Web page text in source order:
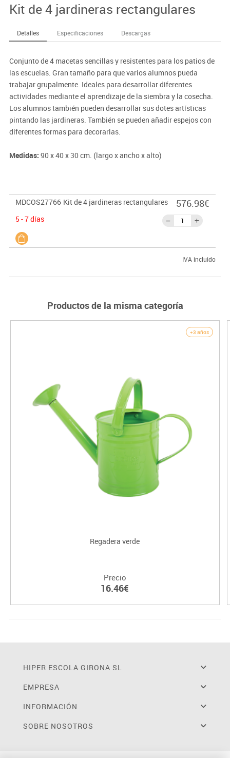
Kit de 4 jardineras rectangulares
Detalles Especificaciones Descargas
Conjunto de 4 macetas sencillas y resistentes para los patios de
las escuelas. Gran tamaño para que varios alumnos pueda
trabajar grupalmente. Ideales para desarrollar diferentes
actividades mediante el aprendizaje de la siembra y la cosecha.
Los alumnos también pueden desarrollar sus dotes artísticas
pintando las jardineras. También se pueden añadir espejos con
diferentes formas para decorarlas.
Medidas: 90 x 40 x 30 cm. (largo x ancho x alto)
MDCOS27766 Kit de 4 jardineras rectangulares
5 - 7 días
576.98€
IVA incluido
Productos de la misma categoría
+3 años
Regadera verde
Precio
16.46€
HIPER ESCOLA GIRONA SL
EMPRESA
INFORMACIÓN
SOBRE NOSOTROS